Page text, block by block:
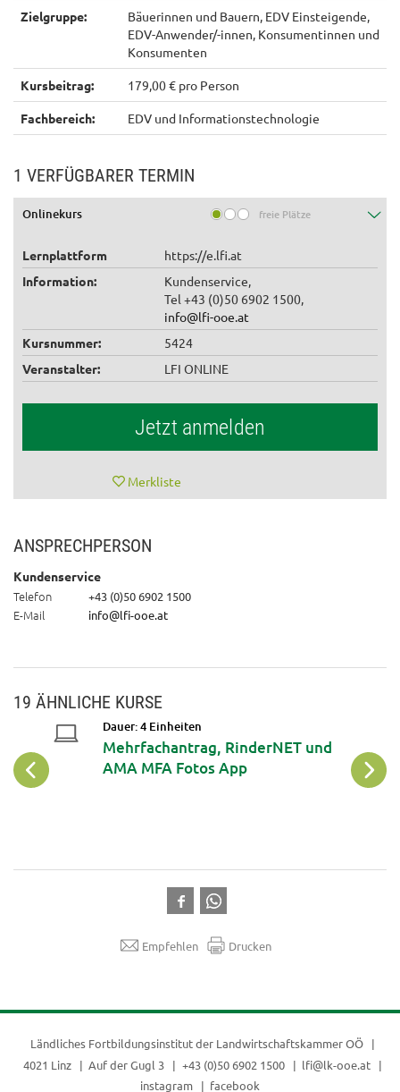
Zielgruppe:
Bäuerinnen und Bauern, EDV Einsteigende,
EDV-Anwender/-innen, Konsumentinnen und
Konsumenten
Kursbeitrag: 179,00 € pro Person
Fachbereich: EDV und Informationstechnologie
1 VERFÜGBARER TERMIN
Onlinekurs freie Plätze
Lernplattform
https://e.lfi.at
Information:
Kundenservice,
Tel +43 (0)50 6902 1500,
info@lfi-ooe.at
Kursnummer:
5424
Veranstalter:
LFI ONLINE
Jetzt anmelden
Merkliste
ANSPRECHPERSON
Kundenservice
Telefon +43 (0)50 6902 1500
E-Mail info@lfi-ooe.at
19 ÄHNLICHE KURSE
IT-
Dauer: 4 Einheiten
Mehrfachantrag, RinderNET und
AMA MFA Fotos App
Empfehlen Drucken
Ländliches Fortbildungsinstitut der Landwirtschaftskammer OÖ
4021 Linz
Auf der Gugl 3 +43 (0)50 6902 1500
lfi@lk-ooe.at
instagram
facebook